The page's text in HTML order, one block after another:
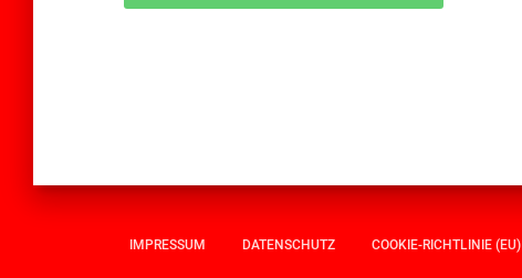
IMPRESSUM DATENSCHUTZ COOKIE-RICHTLINIE (EU)